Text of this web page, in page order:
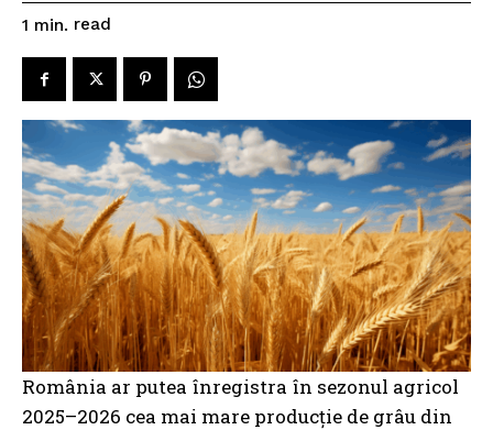
1 min. read
România ar putea înregistra în sezonul agricol
2025–2026 cea mai mare producție de grâu din